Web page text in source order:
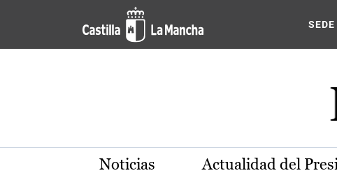
Pasar al contenido principal
Actualidad de la región de
Noticias Actualidad del